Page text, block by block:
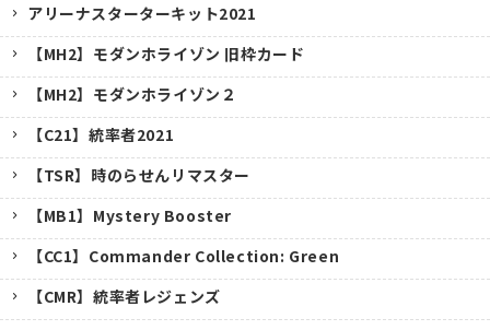
アリーナスターターキット2021
【MH2】モダンホライゾン 旧枠カード
【MH2】モダンホライゾン２
【C21】統率者2021
【TSR】時のらせんリマスター
【MB1】Mystery Booster
【CC1】Commander Collection: Green
【CMR】統率者レジェンズ